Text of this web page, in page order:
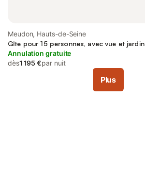
Meudon, Hauts-de-Seine
Gîte pour 15 personnes, avec vue et jardin
Annulation gratuite
dès1 195 €par nuit
Plus